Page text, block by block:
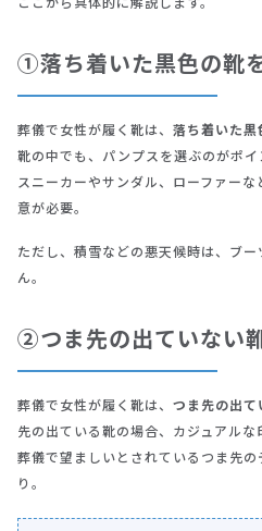
①落ち着いた黒色の靴
葬儀で女性が履く靴は、 落ち着いた黒
靴の中でも、パンプスを選ぶのがポイ
スニーカーやサンダル、ローファー
意が必要。
ただし、積雪などの悪天候時は、ブ
ん。
②つま先の出ていない
葬儀で女性が履く靴は、 つま先の出て
先の出ている靴の場合、カジュアルな
葬儀で望ましいとされているつま先
り。